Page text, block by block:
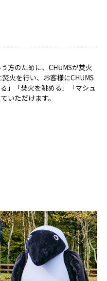
方のために、CHUMSが焚火
火を行い、お客様にCHUMS
」「焚火を眺める」「マシュ
いただけます。